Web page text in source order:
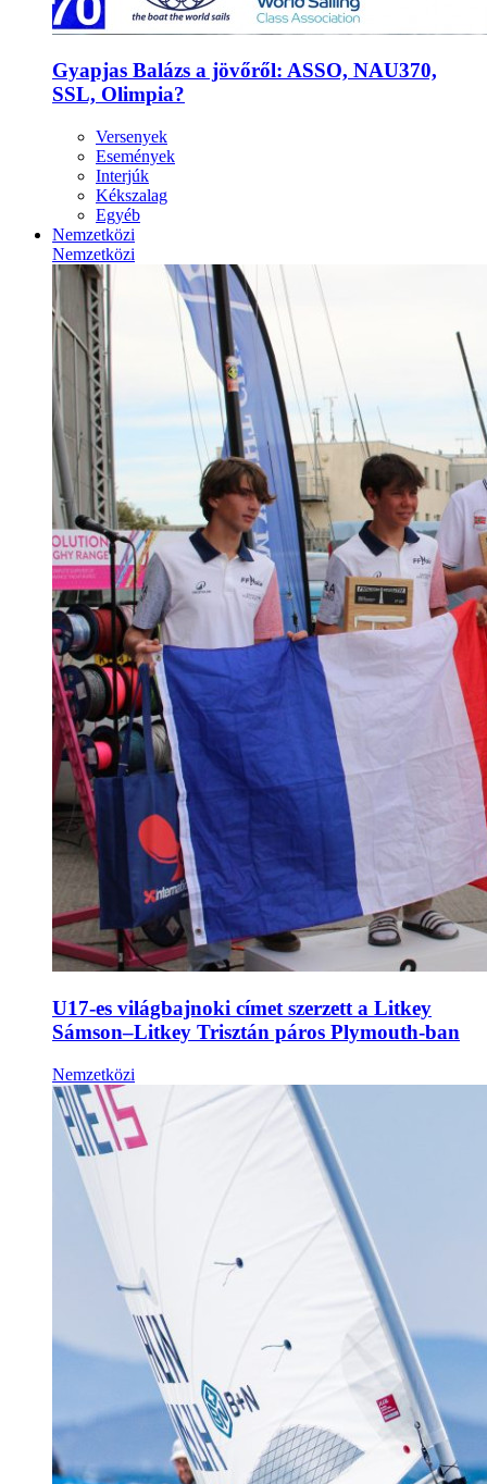
Gyapjas Balázs a jövőről: ASSO, NAU370,
SSL, Olimpia?
Versenyek
Események
Interjúk
Kékszalag
Egyéb
Nemzetközi
Nemzetközi
U17-es világbajnoki címet szerzett a Litkey
Sámson–Litkey Trisztán páros Plymouth-ban
Nemzetközi